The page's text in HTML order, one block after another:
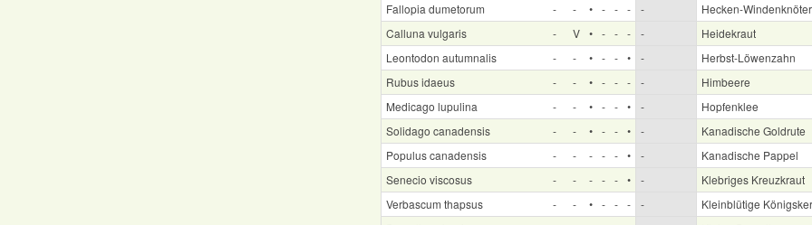
Fallopia dumetorum
- - • - - - -
Hecken-
Calluna vulgaris
- V • - - - -
Heidekraut
Leontodon autumnalis
- - • - - • -
Herbst-Löwenzahn
Rubus idaeus
- - • - - - -
Himbeere
Medicago lupulina
- - • - - • -
Hopfenklee
Solidago canadensis
- - • - - • -
Kanadische Goldrute
Populus canadensis
- - - - - • -
Kanadische Pappel
Senecio viscosus
- - - - - • -
Klebriges Kreuzkraut
Verbascum thapsus
- - • - - - -
Kleinblütige